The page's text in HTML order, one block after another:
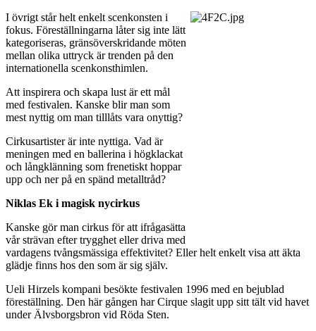
I övrigt står helt enkelt scenkonsten i
fokus. Föreställningarna låter sig inte lätt
kategoriseras, gränsöverskridande möten
mellan olika uttryck är trenden på den
internationella scenkonsthimlen.
Att inspirera och skapa lust är ett mål
med festivalen. Kanske blir man som
mest nyttig om man tilllåts vara onyttig?
Cirkusartister är inte nyttiga. Vad är
meningen med en ballerina i högklackat
och långklänning som frenetiskt hoppar
upp och ner på en spänd metalltråd?
Niklas Ek i magisk nycirkus
Kanske gör man cirkus för att ifrågasätta
vår strävan efter trygghet eller driva med
vardagens tvångsmässiga effektivitet? Eller helt enkelt visa att äkta
glädje finns hos den som är sig själv.
Ueli Hirzels kompani besökte festivalen 1996 med en bejublad
föreställning. Den här gången har Cirque slagit upp sitt tält vid havet
under Älvsborgsbron vid Röda Sten.